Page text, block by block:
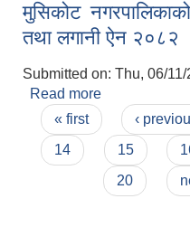
मुसिकोट
तथा लगानी ऐन २०८२
Submitted on: Thu, 06/
Read more
तथा लगानी ऐन
Pages
« first ‹
14
15
20